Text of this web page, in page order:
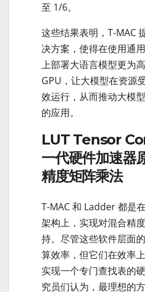
至 1/6。
这些结果表明，T-MAC
决方案，使得在使用通
上部署大语言模型更为
GPU，让大模型在资源
效运行，从而推动大模
的应用。
LUT Tensor
一代硬件加速器
精度矩阵乘法
T-MAC 和 Ladder 都是
架构上，实现对混合精
持。尽管这些软件层面
算效率，但它们在效率
实现一个专门查找表的
究员们认为，最理想的